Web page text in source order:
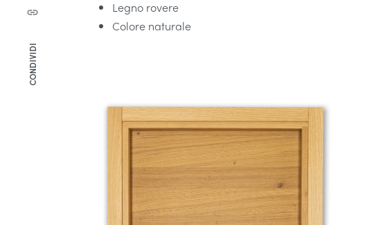
CONDIVIDI
Legno rovere
Colore naturale